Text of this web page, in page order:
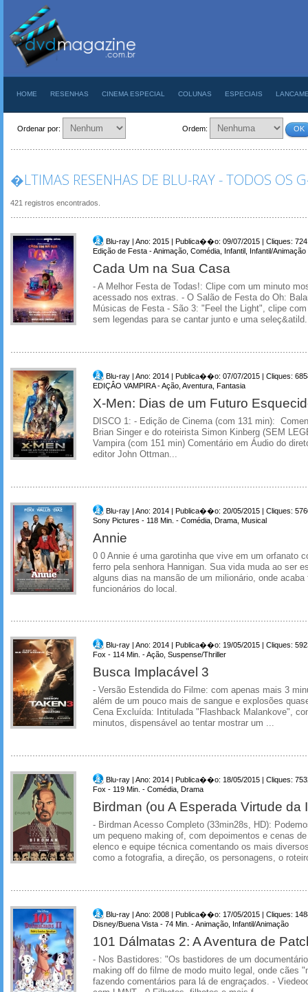
HOME RESENHAS CINEMA ESPECIAL COLUNAS ESPECIAIS
Ordenar por: Ordem: OK
�LTIMAS RESENHAS DE BLU-RAY - TODOS OS
421 registros encontrados.
Blu-ray | Ano: 2015 | Publica��o: 09/07/2015 | Cliques:
Edição de Festa - Animação, Comédia, Infantil, Infantil/Animação
Cada Um na Sua Casa
- A Melhor Festa de Todas!: Clipe com um minuto
acessado nos extras. - O Salão de Festa do Oh:
Músicas de Festa - São 3: "Feel the Light", clipe
sem legendas para se cantar junto e uma
Blu-ray | Ano: 2014 | Publica��o: 07/07/2015 | Cliques:
EDIÇÂO VAMPIRA - Ação, Aventura, Fantasia
X-Men: Dias de um Futuro
DISCO 1: - Edição de Cinema (com 131 min):
Brian Singer e do roteirista Simon Kinberg (SEM
Vampira (com 151 min) Comentário em Áudio do
editor John Ottman...
Blu-ray | Ano: 2014 | Publica��o: 20/05/2015 | Cliques:
Sony Pictures - 118 Min. - Comédia, Drama, Musical
Annie
0 0 Annie é uma garotinha que vive em um orfanato
ferro pela senhora Hannigan. Sua vida muda ao ser
alguns dias na mansão de um milionário, onde
funcionários do local.
Blu-ray | Ano: 2014 | Publica��o: 19/05/2015 | Cliques:
Fox - 114 Min. - Ação, Suspense/Thriller
Busca Implacável 3
- Versão Estendida do Filme: com apenas mais 3
além de um pouco mais de sangue e explosões
Cena Excluída: Intitulada "Flashback Malankove",
minutos, dispensável ao tentar mostrar um ...
Blu-ray | Ano: 2014 | Publica��o: 18/05/2015 | Cliques:
Fox - 119 Min. - Comédia, Drama
Birdman (ou A Esperada Virtude da
- Birdman Acesso Completo (33min28s, HD):
um pequeno making of, com depoimentos e cenas
elenco e equipe técnica comentando os mais
como a fotografia, a direção, os personagens, o
Blu-ray | Ano: 2008 | Publica��o: 17/05/2015 | Cliques:
Disney/Buena Vista - 74 Min. - Animação, Infantil/Animação
101 Dálmatas 2: A Aventura de
- Nos Bastidores: "Os bastidores de um
making off do filme de modo muito legal, onde cães
fazendo comentários para lá de engraçados. -